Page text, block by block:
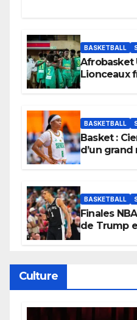
BASKETBALL
Afrobasket
Lionceaux
BASKETBALL
Basket :
d’un
BASKETBALL
Finales
de Trump
Culture